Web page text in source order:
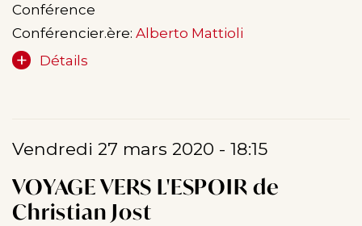
Conférence
Conférencier.ère: Alberto Mattioli
Détails
Vendredi 27 mars 2020 - 18:15
VOYAGE VERS L'ESPOIR de
Christian Jost